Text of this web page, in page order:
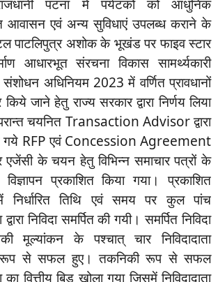
पटना में पर्यटकों को आधुनिक
आवासन एवं अन्य सुविधाएं उपलब्ध कराने के
पाटलिपुत्र अशोक के भूखंड पर फाइव स्टार
आधारभूत संरचना विकास सामर्थ्यकारी
अधिनियम 2023 में वर्णित प्रावधानों
जाने हेतु राज्य सरकार द्वारा निर्णय लिया
चयनित Transaction Advisor द्वारा
गये RFP एवं Concession Agreement
के चयन हेतु विभिन्न समाचार पत्रों के
प्रकाशित किया गया। प्रकाशित
में निर्धारित तिथि एवं समय पर कुल पांच
द्वारा निविदा समर्पित की गयी। समर्पित निविदा
मूल्यांकन के पश्चात् चार निविदादाता
रूप से सफल हुए। तकनिकी रूप से सफल
का वित्तीय बिड खोला गया जिसमें निविदादाता